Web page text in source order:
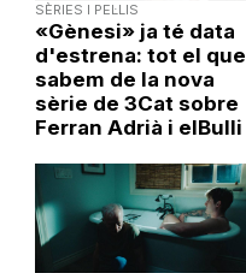
SÈRIES I PEL·LIS
«Gènesi» ja té data
d'estrena: tot el que
sabem de la nova
sèrie de 3Cat sobre
Ferran Adrià i elBulli